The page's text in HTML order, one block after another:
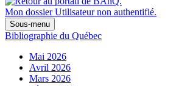
Mon dossier Utilisateur non authentifié.
Sous-menu
Bibliographie du Québec
Mai 2026
Avril 2026
Mars 2026